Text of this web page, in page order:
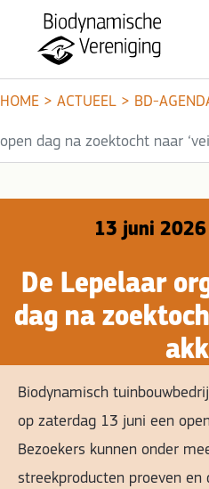
HOME > ACTUEEL > BD-
open dag na zoektocht naar
13 juni 2026
De Lepelaar
dag na
Biodynamisch
op zaterdag 13 juni een
Bezoekers kunnen onder
streekproducten proeven en